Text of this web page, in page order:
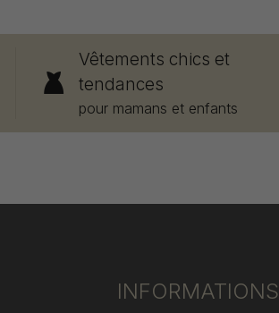
Vêtements chics et
tendances
pour mamans et enfants
INFORMATIONS